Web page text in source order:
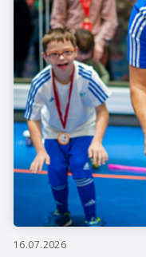
16.07.2026